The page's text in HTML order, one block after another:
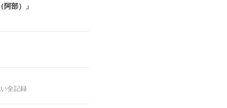
部）」
全記録